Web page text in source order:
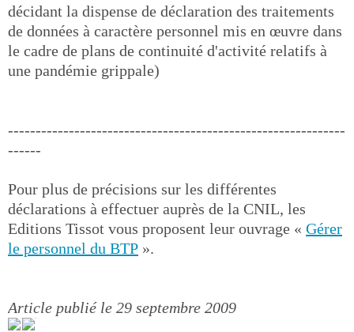
décidant la dispense de déclaration des traitements
de données à caractère personnel mis en œuvre dans
le cadre de plans de continuité d'activité relatifs à
une pandémie grippale)
-------------------------------------------------------------
------
Pour plus de précisions sur les différentes
déclarations à effectuer auprès de la CNIL, les
Editions Tissot vous proposent leur ouvrage « Gérer
le personnel du BTP ».
Article publié le 29 septembre 2009